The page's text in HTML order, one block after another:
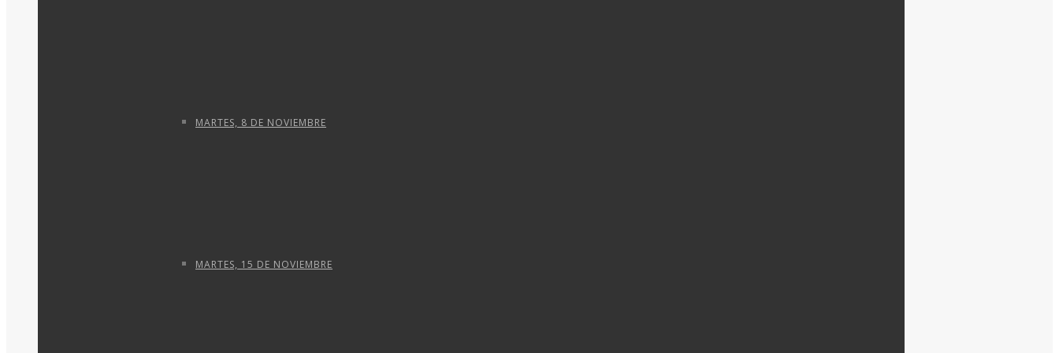
MARTES, 8 DE NOVIEMBRE
MARTES, 15 DE NOVIEMBRE